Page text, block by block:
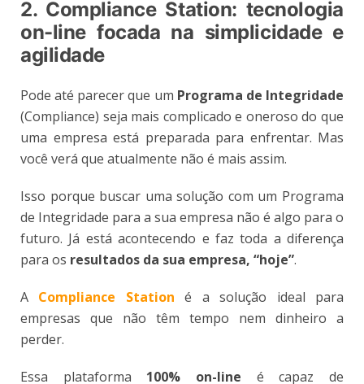
2. Compliance Station: tecnologia
on-line focada na simplicidade e
agilidade
Pode até parecer que um Programa de Integridade
(Compliance) seja mais complicado e oneroso do que
uma empresa está preparada para enfrentar. Mas
você verá que atualmente não é mais assim.
Isso porque buscar uma solução com um Programa
de Integridade para a sua empresa não é algo para o
futuro. Já está acontecendo e faz toda a diferença
para os resultados da sua empresa, “hoje”.
A Compliance Station
é a solução ideal para
empresas que não têm tempo nem dinheiro a
perder.
Essa plataforma 100% on-line é capaz de